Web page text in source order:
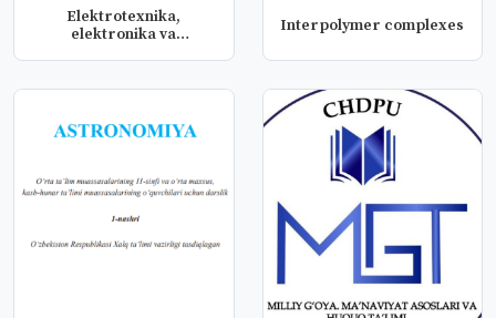
Elektrotexnika,
elektronika va
Interpolymer complexes